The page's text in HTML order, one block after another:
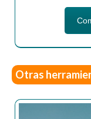
Otras